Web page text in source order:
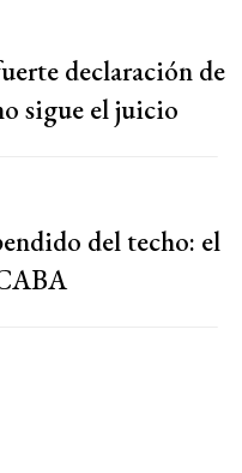
declaración de
sigue el juicio
del techo: el